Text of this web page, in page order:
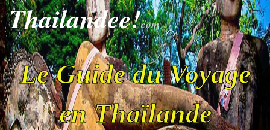
Thailandee!com
Le Guide du Voyage
en Thaïlande